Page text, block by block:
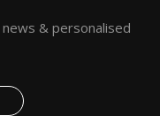
& personalised